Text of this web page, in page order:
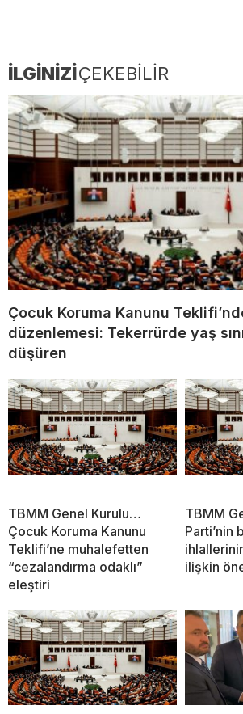
İLGİNİZİÇEKEBİLİR
Çocuk Koruma Kanunu
düzenlemesi: Tekerrürde yaş
düşüren
TBMM Genel Kurulu…
Çocuk Koruma Kanunu
Teklifi’ne muhalefetten
“cezalandırma odaklı”
eleştiri
TBMM
Parti’nin
ilişkin